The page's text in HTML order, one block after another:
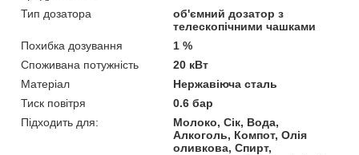
Тип дозатора
об'ємний дозатор з
телескопічними чашками
Похибка дозування
1 %
Споживана потужність
20 кВт
Матеріал
Нержавіюча сталь
Тиск повітря
0.6 бар
Підходить для:
Молоко, Сік, Вода,
Алкоголь, Компот, Олія
оливкова, Спирт,